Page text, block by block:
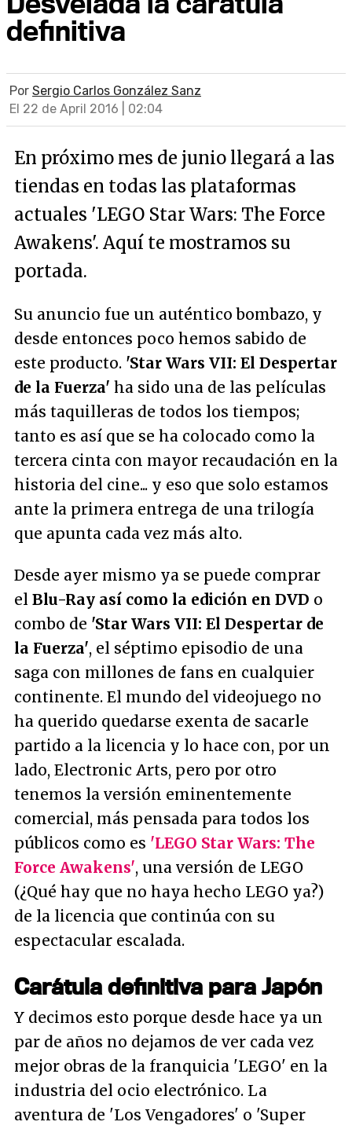
definitiva
Por Sergio Carlos González Sanz
El 22 de April 2016 | 02:04
En próximo mes de junio llegará a las
tiendas en todas las plataformas
actuales 'LEGO Star Wars: The Force
Awakens'. Aquí te mostramos su
portada.
Su anuncio fue un auténtico bombazo, y
desde entonces poco hemos sabido de
este producto. 'Star Wars VII: El Despertar
de la Fuerza' ha sido una de las películas
más taquilleras de todos los tiempos;
tanto es así que se ha colocado como la
tercera cinta con mayor recaudación en la
historia del cine... y eso que solo estamos
ante la primera entrega de una trilogía
que apunta cada vez más alto.
Desde ayer mismo ya se puede comprar
el Blu-Ray así como la edición en DVD o
combo de 'Star Wars VII: El Despertar de
la Fuerza', el séptimo episodio de una
saga con millones de fans en cualquier
continente. El mundo del videojuego no
ha querido quedarse exenta de sacarle
partido a la licencia y lo hace con, por un
lado, Electronic Arts, pero por otro
tenemos la versión eminentemente
comercial, más pensada para todos los
públicos como es 'LEGO Star Wars: The
Force Awakens', una versión de LEGO
(¿Qué hay que no haya hecho LEGO ya?)
de la licencia que continúa con su
espectacular escalada.
Carátula definitiva para Japón
Y decimos esto porque desde hace ya un
par de años no dejamos de ver cada vez
mejor obras de la franquicia 'LEGO' en la
industria del ocio electrónico. La
aventura de 'Los Vengadores' o 'Super